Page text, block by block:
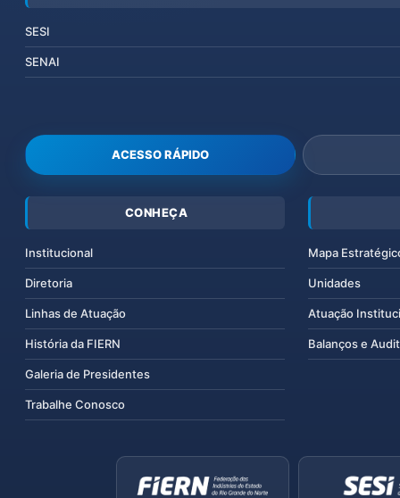
SESI
SENAI
ACESSO RÁPIDO
CONHEÇA
Institucional
Diretoria
Linhas de Atuação
História da FIERN
Galeria de Presidentes
Trabalhe Conosco
Mapa
Unidades
Atuação
Balanços e